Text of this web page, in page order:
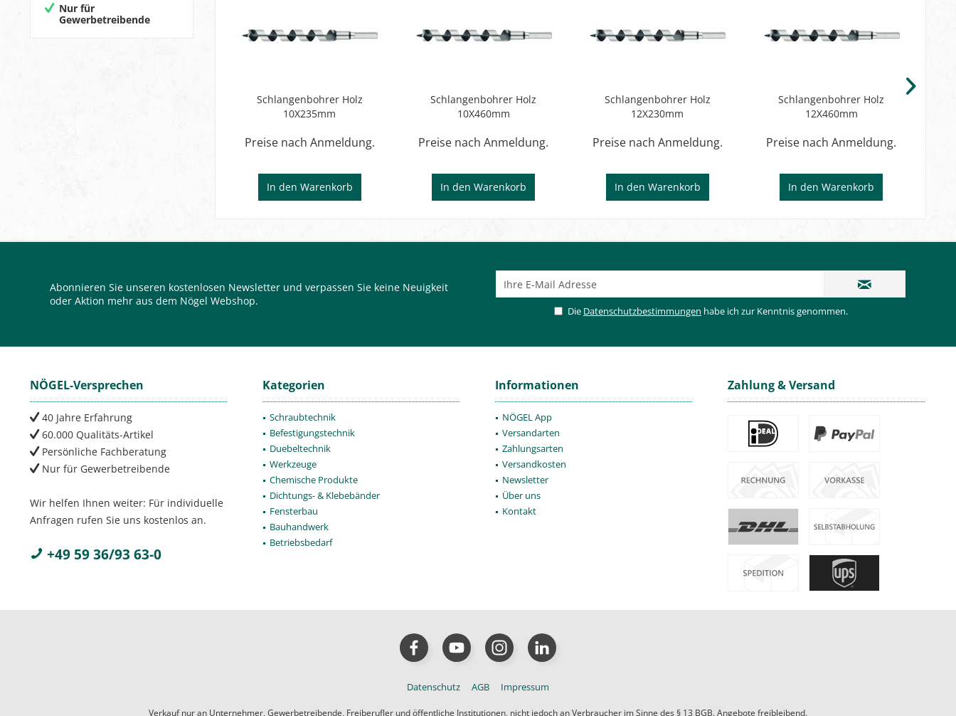
Nur für
Gewerbetreibende
Schlangenbohrer Holz
10X235mm
Preise nach Anmeldung.
In den Warenkorb
Schlangenbohrer Holz
10X460mm
Preise nach Anmeldung.
In den Warenkorb
Schlangenbohrer Holz
12X230mm
Preise nach Anmeldung.
In den Warenkorb
Schlangenbohrer Holz
12X460mm
Preise nach Anmeldung.
In den Warenkorb
Abonnieren Sie unseren kostenlosen Newsletter und verpassen Sie keine Neuigkeit
oder Aktion mehr aus dem Nögel Webshop.
Die Datenschutzbestimmungen habe ich zur Kenntnis genommen.
NÖGEL-Versprechen
40 Jahre Erfahrung
60.000 Qualitäts-Artikel
Persönliche Fachberatung
Nur für Gewerbetreibende
Wir helfen Ihnen weiter: Für individuelle
Anfragen rufen Sie uns kostenlos an.
+49 59 36/93 63-0
Kategorien
Schraubtechnik
Befestigungstechnik
Duebeltechnik
Werkzeuge
Chemische Produkte
Dichtungs- & Klebebänder
Fensterbau
Bauhandwerk
Betriebsbedarf
Informationen
NÖGEL App
Versandarten
Zahlungsarten
Versandkosten
Newsletter
Über uns
Kontakt
Zahlung & Versand
Datenschutz AGB Impressum
Verkauf nur an Unternehmer, Gewerbetreibende, Freiberufler und öffentliche Institutionen, nicht jedoch an Verbraucher im Sinne des § 13 BGB. Angebote freibleibend.